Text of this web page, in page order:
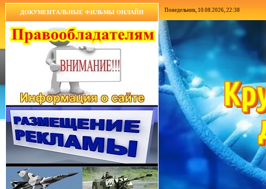
ДОКУМЕНТАЛЬНЫЕ ФИЛЬМЫ ОНЛАЙН Понедельник, 10.08.2026, 22:38